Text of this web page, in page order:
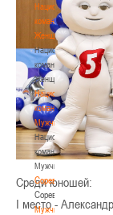
Национальная
команда.
Женщины
Национальная
команда.
Женщины
Национальная
команда.
Мужчины
Национальная
команда.
Мужчины
Соревнования
Соревнования
Мужчины
Среди юношей:
І место -